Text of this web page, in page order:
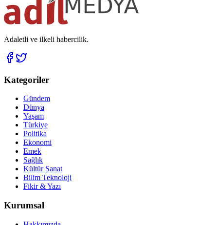
Adaletli ve ilkeli habercilik.
Kategoriler
Gündem
Dünya
Yaşam
Türkiye
Politika
Ekonomi
Emek
Sağlık
Kültür Sanat
Bilim Teknoloji
Fikir & Yazı
Kurumsal